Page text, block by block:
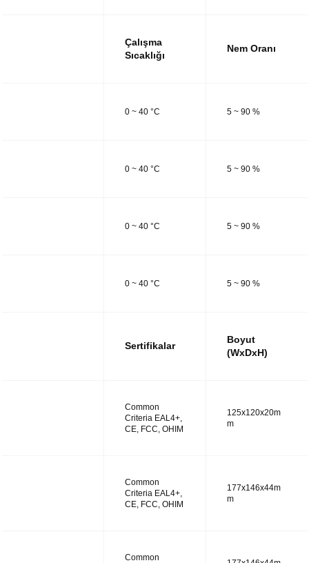
Çalışma
Sıcaklığı
Nem Oranı
0 ~ 40 °C 5 ~ 90 %
0 ~ 40 °C 5 ~ 90 %
0 ~ 40 °C 5 ~ 90 %
0 ~ 40 °C 5 ~ 90 %
Sertifikalar
Boyut
(WxDxH)
Common
Criteria EAL4+,
CE, FCC, OHIM
125x120x20m
m
Common
Criteria EAL4+,
CE, FCC, OHIM
177x146x44m
m
Common